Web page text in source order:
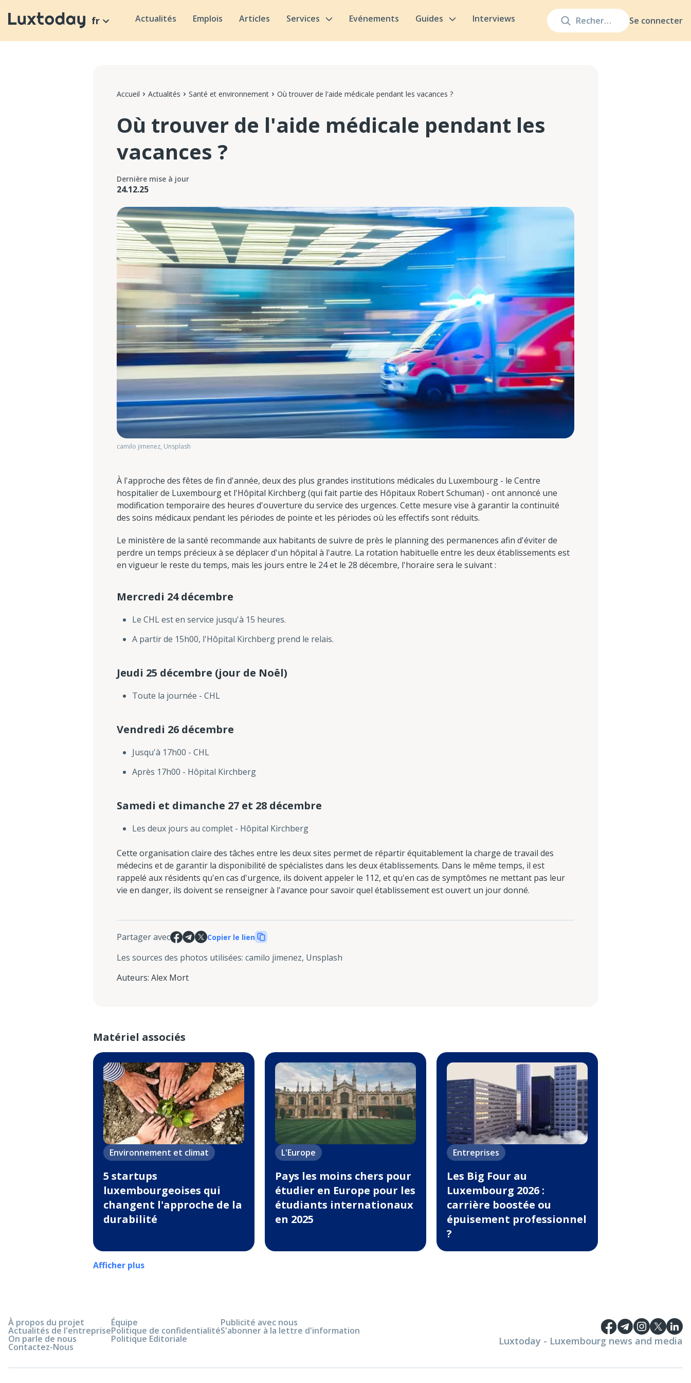
Se connecter
fr Actualités Emplois Articles Services Evénements Guides Interviews
Accueil Actualités Santé et environnement Où trouver de l'aide médicale pendant les vacances ?
Où trouver de l'aide médicale pendant les
vacances ?
Dernière mise à jour
24.12.25
camilo jimenez, Unsplash
À l'approche des fêtes de fin d'année, deux des plus grandes institutions médicales du Luxembourg - le Centre
hospitalier de Luxembourg et l'Hôpital Kirchberg (qui fait partie des Hôpitaux Robert Schuman) - ont annoncé une
modification temporaire des heures d'ouverture du service des urgences. Cette mesure vise à garantir la continuité
des soins médicaux pendant les périodes de pointe et les périodes où les effectifs sont réduits.
Le ministère de la santé recommande aux habitants de suivre de près le planning des permanences afin d'éviter de
perdre un temps précieux à se déplacer d'un hôpital à l'autre. La rotation habituelle entre les deux établissements est
en vigueur le reste du temps, mais les jours entre le 24 et le 28 décembre, l'horaire sera le suivant :
Mercredi 24 décembre
Le CHL est en service jusqu'à 15 heures.
A partir de 15h00, l'Hôpital Kirchberg prend le relais.
Jeudi 25 décembre (jour de Noël)
Toute la journée - CHL
Vendredi 26 décembre
Jusqu'à 17h00 - CHL
Après 17h00 - Hôpital Kirchberg
Samedi et dimanche 27 et 28 décembre
Les deux jours au complet - Hôpital Kirchberg
Cette organisation claire des tâches entre les deux sites permet de répartir équitablement la charge de travail des
médecins et de garantir la disponibilité de spécialistes dans les deux établissements. Dans le même temps, il est
rappelé aux résidents qu'en cas d'urgence, ils doivent appeler le 112, et qu'en cas de symptômes ne mettant pas leur
vie en danger, ils doivent se renseigner à l'avance pour savoir quel établissement est ouvert un jour donné.
Partager avec Copier le lien
Les sources des photos utilisées: camilo jimenez, Unsplash
Auteurs: Alex Mort
Matériel associés
Environnement et climat
5 startups
luxembourgeoises qui
changent l'approche de la
durabilité
L'Europe
Pays les moins chers pour
étudier en Europe pour les
étudiants internationaux
en 2025
Entreprises
Les Big Four au
Luxembourg 2026 :
carrière boostée ou
épuisement professionnel
?
Afficher plus
À propos du projet
Actualités de l'entreprise
On parle de nous
Contactez-Nous
Équipe
Politique de confidentialité
Politique Editoriale
Publicité avec nous
S'abonner à la lettre d'information
Luxtoday - Luxembourg news and media